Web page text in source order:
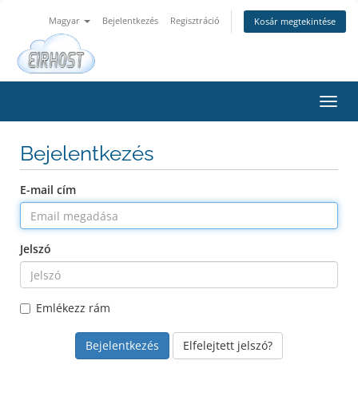
Magyar Bejelentkezés Regisztráció Kosár megtekintése
a
Bejelentkezés
E-mail cím
Jelszó
Emlékezz rám
Elfelejtett jelszó?